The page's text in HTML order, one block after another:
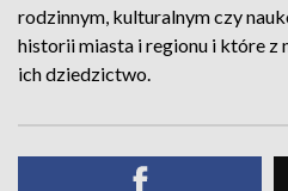
rodzinnym, kulturalnym czy
historii miasta i regionu i które z
ich dziedzictwo.